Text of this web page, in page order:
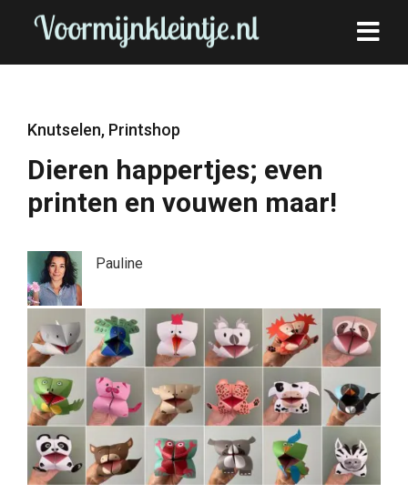
Knutselen, Printshop
Dieren happertjes; even
printen en vouwen maar!
Pauline